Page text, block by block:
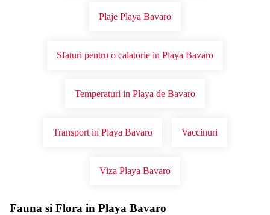
Plaje Playa Bavaro
Sfaturi pentru o calatorie in Playa Bavaro
Temperaturi in Playa de Bavaro
Transport in Playa Bavaro Vaccinuri
Viza Playa Bavaro
Fauna si Flora in Playa Bavaro